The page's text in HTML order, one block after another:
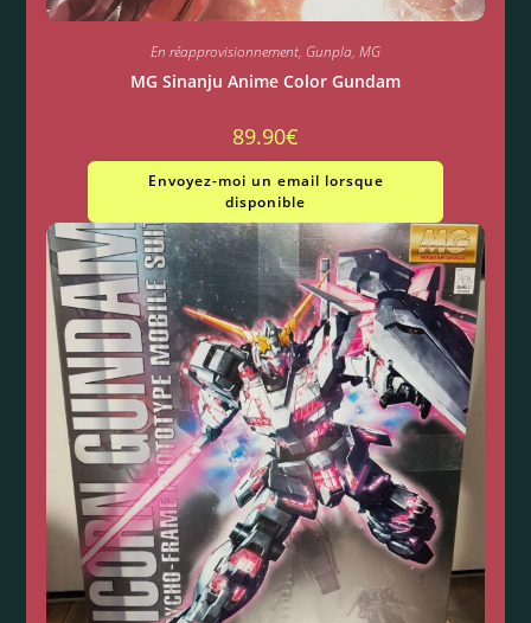
En réapprovisionnement, Gunpla, MG
MG Sinanju Anime Color Gundam
89.90€
Envoyez-moi un email lorsque
disponible